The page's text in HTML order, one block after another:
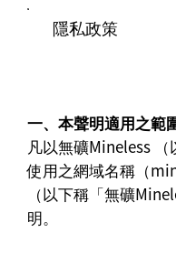
一、本聲明適用之範
凡以無礦Mineless
使用之網域名稱（
（以下稱「無礦
明。
​隱私政策